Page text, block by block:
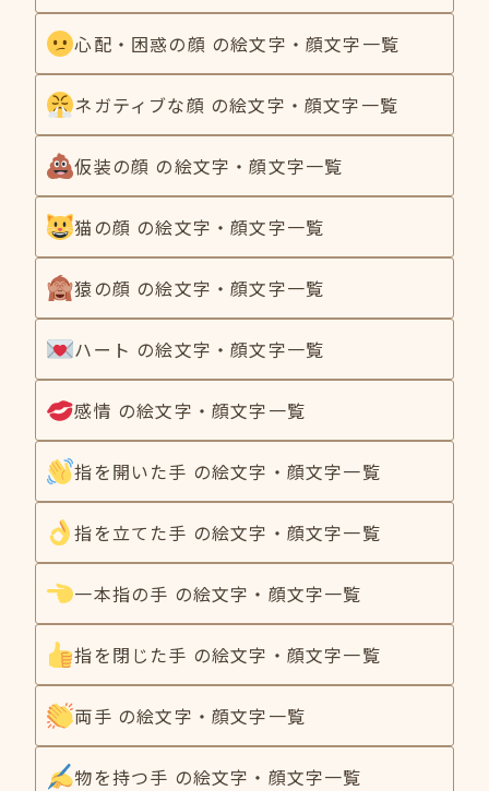
心配・困惑の顔 の絵文字・顔文字一覧
ネガティブな顔 の絵文字・顔文字一覧
仮装の顔 の絵文字・顔文字一覧
猫の顔 の絵文字・顔文字一覧
猿の顔 の絵文字・顔文字一覧
ハート の絵文字・顔文字一覧
感情 の絵文字・顔文字一覧
指を開いた手 の絵文字・顔文字一覧
指を立てた手 の絵文字・顔文字一覧
一本指の手 の絵文字・顔文字一覧
指を閉じた手 の絵文字・顔文字一覧
両手 の絵文字・顔文字一覧
物を持つ手 の絵文字・顔文字一覧